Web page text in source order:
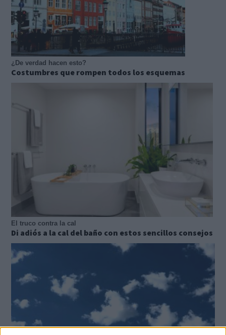
¿De verdad hacen esto?
Costumbres que rompen todos los esquemas
El truco contra la cal
Di adiós a la cal del baño con estos sencillos consejos